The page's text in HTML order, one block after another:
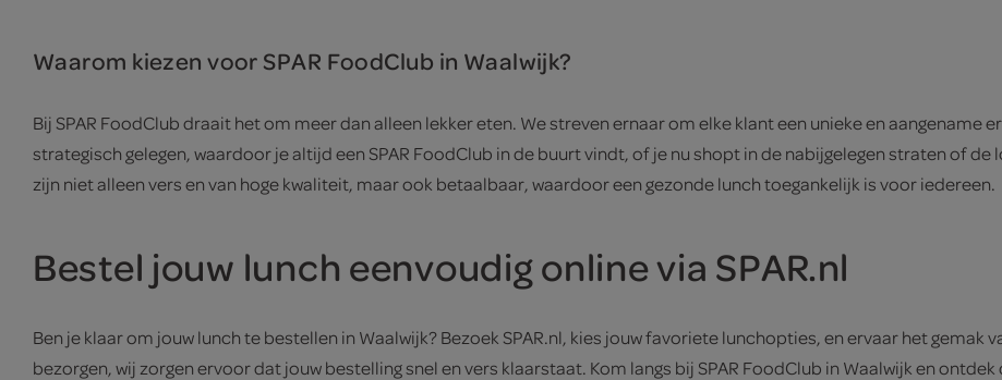
Waarom kiezen voor SPAR FoodClub in Waalwijk?
Bij SPAR FoodClub draait het om meer dan alleen lekker eten. We streven ernaar om elke klant een unieke en aangename
strategisch gelegen, waardoor je altijd een SPAR FoodClub in de buurt vindt, of je nu shopt in de nabijgelegen straten of
zijn niet alleen vers en van hoge kwaliteit, maar ook betaalbaar, waardoor een gezonde lunch toegankelijk is voor iedereen.
Bestel jouw lunch eenvoudig online via SPAR.nl
Ben je klaar om jouw lunch te bestellen in Waalwijk? Bezoek SPAR.nl, kies jouw favoriete lunchopties, en ervaar het
bezorgen, wij zorgen ervoor dat jouw bestelling snel en vers klaarstaat. Kom langs bij SPAR FoodClub in Waalwijk en